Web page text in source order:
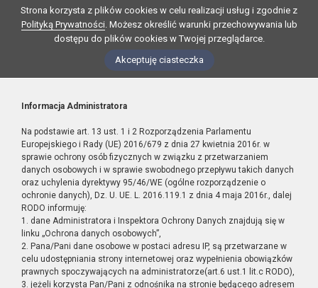
Strona korzysta z plików cookies w celu realizacji usług i zgodnie z
Polityką Prywatności. Możesz określić warunki przechowywania lub
dostępu do plików cookies w Twojej przeglądarce.
Akceptuję ciasteczka
Informacja Administratora
Na podstawie art. 13 ust. 1 i 2 Rozporządzenia Parlamentu
Europejskiego i Rady (UE) 2016/679 z dnia 27 kwietnia 2016r. w
sprawie ochrony osób fizycznych w związku z przetwarzaniem
danych osobowych i w sprawie swobodnego przepływu takich danych
oraz uchylenia dyrektywy 95/46/WE (ogólne rozporządzenie o
ochronie danych), Dz. U. UE. L. 2016.119.1 z dnia 4 maja 2016r., dalej
RODO informuję:
1. dane Administratora i Inspektora Ochrony Danych znajdują się w
linku „Ochrona danych osobowych”,
2. Pana/Pani dane osobowe w postaci adresu IP, są przetwarzane w
celu udostępniania strony internetowej oraz wypełnienia obowiązków
prawnych spoczywających na administratorze(art.6 ust.1 lit.c RODO),
3. jeżeli korzysta Pan/Pani z odnośnika na stronie będącego adresem